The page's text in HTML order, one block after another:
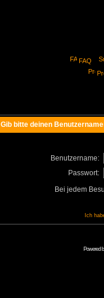
FAQ
Gib bitte deinen
Benutzername:
Passwort:
Bei jedem
Ich
Powered